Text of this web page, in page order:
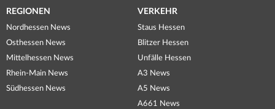
REGIONEN
Nordhessen News
Osthessen News
Mittelhessen News
Rhein-Main News
Südhessen News
VERKEHR
Staus Hessen
Blitzer Hessen
Unfälle Hessen
A3 News
A5 News
A661 News